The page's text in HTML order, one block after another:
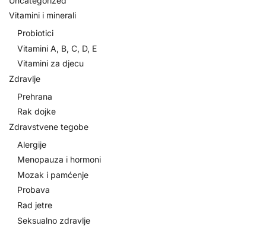
Vitamini i minerali
Probiotici
Vitamini A, B, C, D, E
Vitamini za djecu
Zdravlje
Prehrana
Rak dojke
Zdravstvene tegobe
Alergije
Menopauza i hormoni
Mozak i pamćenje
Probava
Rad jetre
Seksualno zdravlje